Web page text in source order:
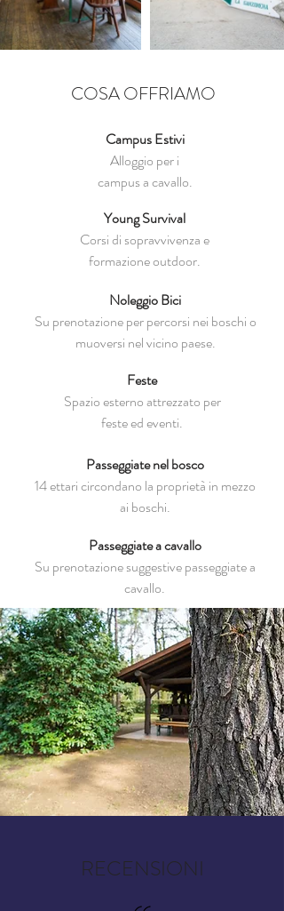
COSA OFFRIAMO
Campus Estivi
Alloggio per i
campus a cavallo.
Young Survival
Corsi di sopravvivenza e
formazione outdoor.
Noleggio Bici
Su prenotazione per percorsi nei boschi o
muoversi nel vicino paese.
Feste
Spazio esterno attrezzato per
feste ed eventi.
Passeggiate nel bosco
14 ettari circondano la proprietà in mezzo
ai boschi.
Passeggiate a cavallo
Su prenotazione suggestive passeggiate a
cavallo.
RECENSIONI